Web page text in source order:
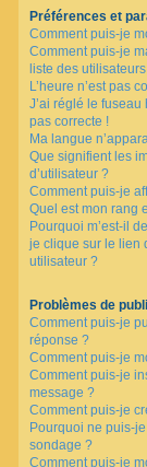
Préférences et
Comment puis-je
Comment puis-je
liste des
L’heure n’est pas
J’ai réglé le fuseau
pas correcte !
Ma langue
Que signifient les
d’utilisateur ?
Comment puis-je
Quel est mon rang
Pourquoi m’est-il
je clique sur le lien
utilisateur ?
Problèmes de
Comment puis-je
réponse ?
Comment puis-je
Comment puis-je
message ?
Comment puis-je
Pourquoi ne puis-
sondage ?
Comment puis-je